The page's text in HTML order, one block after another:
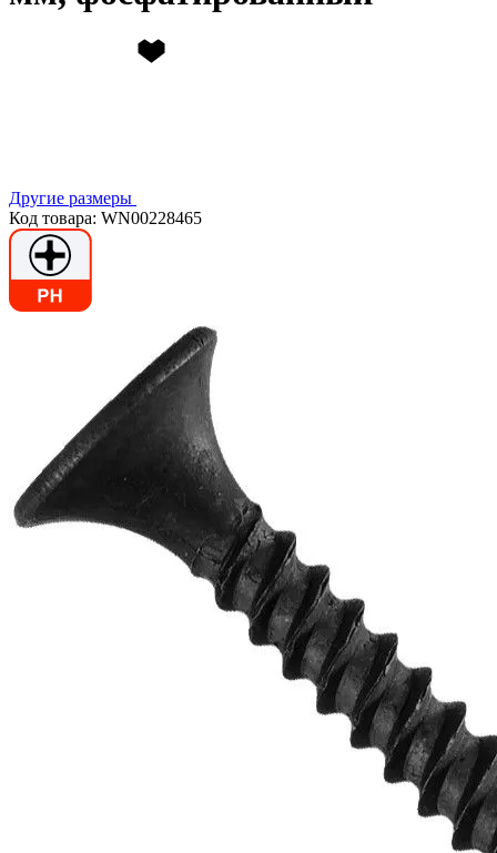
Другие размеры
Код товара: WN00228465